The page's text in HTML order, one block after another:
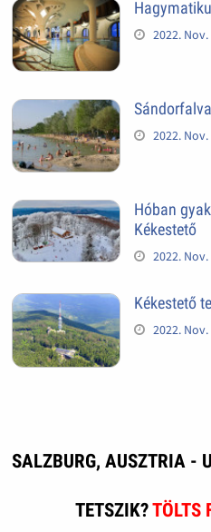
2022. Nov.
2022. Nov.
Hóban
Kékestető
2022. Nov.
Kékestető
2022. Nov.
SALZBURG, AUSZTRIA -
TETSZIK?TÖLTS